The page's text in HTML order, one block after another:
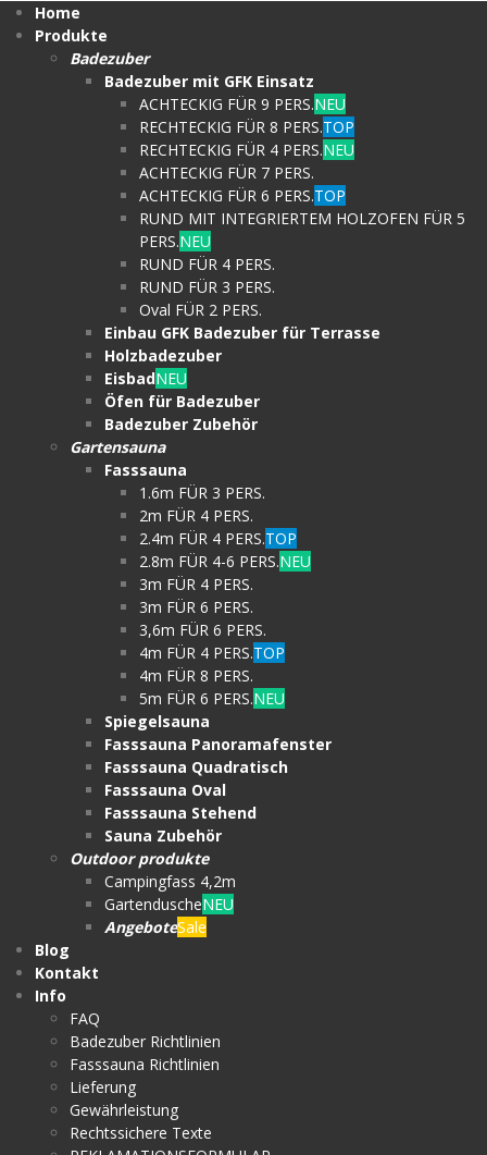
Home
Produkte
Badezuber
Badezuber mit GFK Einsatz
ACHTECKIG FÜR 9 PERS.NEU
RECHTECKIG FÜR 8 PERS.TOP
RECHTECKIG FÜR 4 PERS.NEU
ACHTECKIG FÜR 7 PERS.
ACHTECKIG FÜR 6 PERS.TOP
RUND MIT INTEGRIERTEM HOLZOFEN FÜR 5
PERS.NEU
RUND FÜR 4 PERS.
RUND FÜR 3 PERS.
Oval FÜR 2 PERS.
Einbau GFK Badezuber für Terrasse
Holzbadezuber
EisbadNEU
Öfen für Badezuber
Badezuber Zubehör
Gartensauna
Fasssauna
1.6m FÜR 3 PERS.
2m FÜR 4 PERS.
2.4m FÜR 4 PERS.TOP
2.8m FÜR 4-6 PERS.NEU
3m FÜR 4 PERS.
3m FÜR 6 PERS.
3,6m FÜR 6 PERS.
4m FÜR 4 PERS.TOP
4m FÜR 8 PERS.
5m FÜR 6 PERS.NEU
Spiegelsauna
Fasssauna Panoramafenster
Fasssauna Quadratisch
Fasssauna Oval
Fasssauna Stehend
Sauna Zubehör
Outdoor produkte
Campingfass 4,2m
GartenduscheNEU
AngeboteSale
Blog
Kontakt
Info
FAQ
Badezuber Richtlinien
Fasssauna Richtlinien
Lieferung
Gewährleistung
Rechtssichere Texte